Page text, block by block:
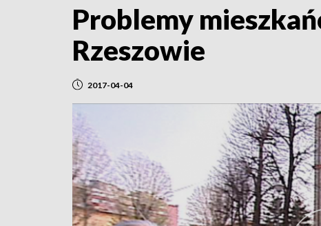
Problemy
Rzeszowie
2017-04-04